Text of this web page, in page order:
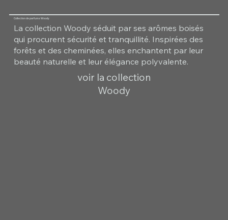
Collection de parfums Woody
La collection Woody séduit par ses arômes boisés
qui procurent sécurité et tranquillité. Inspirées des
forêts et des cheminées, elles enchantent par leur
beauté naturelle et leur élégance polyvalente.
voir la collection
Woody